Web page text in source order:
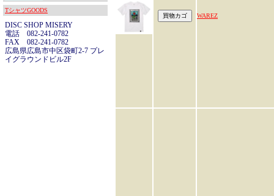
TシャツGOODS
DISC SHOP MISERY
電話 082-241-0782
FAX 082-241-0782
広島県広島市中区袋町2-7 プレ
イグラウンドビル2F
WAREZ